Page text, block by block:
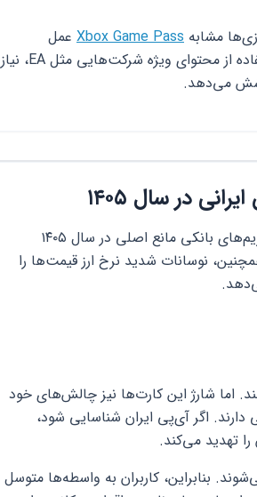
مشابه Xbox Game Pass عمل
می‌کنند. یعنی برای ورود اولیه باید مبلغی پرداخت کنید. یا برای استفاده از محتوای ویژه شرکت‌هایی مثل EA، نیاز
می‌دهد.
در سال ۱۴۰۵
خرید مستقیم از فروشگاه روبلاکس برای ایرانیان غیرممکن است. تحریم‌های بانکی مانع اصلی در سال ۱۴۰۵
نوسانات شدید نرخ ارز قیمت‌ها را
اما شارژ این کارت‌ها نیز چالش‌های خود
دارند. اگر آی‌پی ایران شناسایی شود،
تهدید می‌کند.
بنابراین، کاربران به واسطه‌ها متوسل